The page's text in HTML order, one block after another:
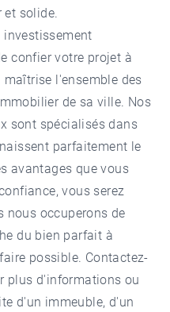
et solide.
investissement
confier votre projet à
l'ensemble des
de sa ville. Nos
sont spécialisés dans
parfaitement le
avantages que vous
vous serez
nous occuperons de
du bien parfait à
possible. Contactez-
plus d'informations ou
d'un immeuble, d'un